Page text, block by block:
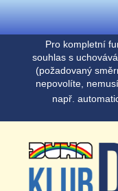
Pro kompletní
souhlas s
(požadovaný
nepovolíte,
např.